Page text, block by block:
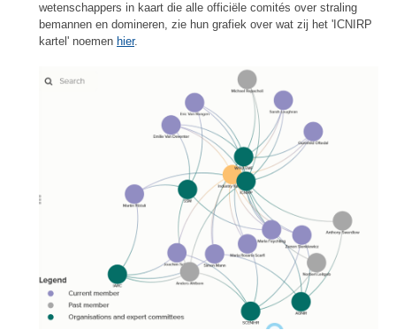
wetenschappers in kaart die alle officiële comités over straling
bemannen en domineren, zie hun grafiek over wat zij het 'ICNIRP
kartel' noemen hier.